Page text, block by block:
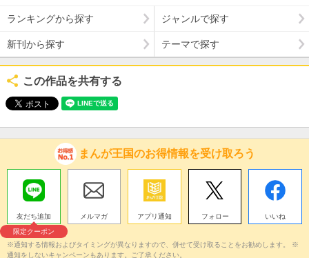
ランキングから探す ジャンルで探す
新刊から探す テーマで探す
この作品を共有する
まんが王国のお得情報を受け取ろう
友だち追加
限定クーポン
メルマガ アプリ通知 フォロー いいね
※通知する情報およびタイミングが異なりますので、併せて受け取ることをお勧めします。 ※
通知をしないキャンペーンもあります。ご了承ください。